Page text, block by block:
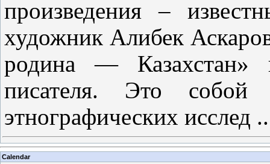
произведения –
художник Алибек
родина —
писателя. Это собой
этнографических исслед
Calendar